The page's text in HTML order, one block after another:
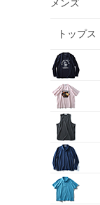
メンズ
トップス